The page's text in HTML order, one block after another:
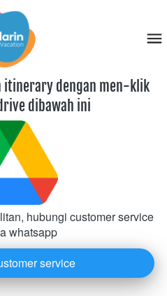
itinerary dengan men-klik
dibawah ini
hubungi customer service
whatsapp
service